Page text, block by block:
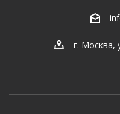
г. Москва,